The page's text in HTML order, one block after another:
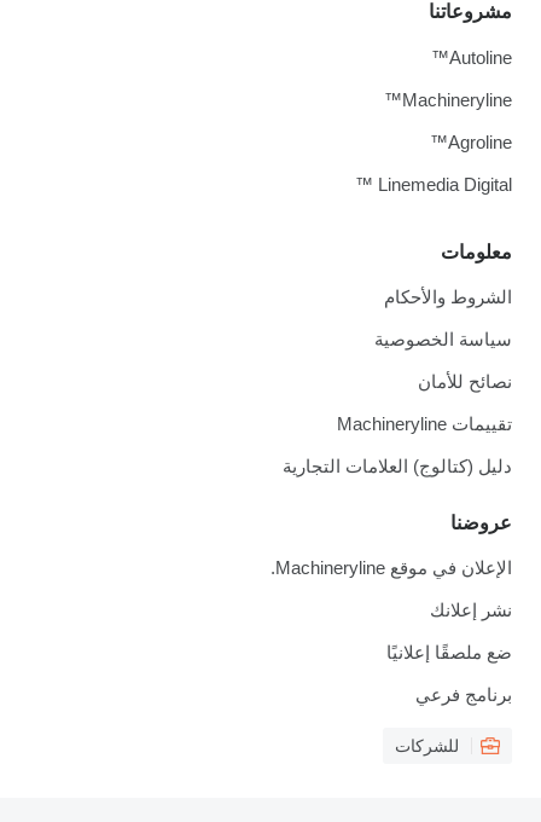
معلومات
الشروط والأحكام
سياسة الخصوصية
نصائح للأمان
تقييمات Machineryline
دليل (كتالوج) العلامات التجارية
عروضنا
الإعلان في موقع Machineryline.
نشر إعلانك
ضع ملصقًا إعلانيًا
برنامج فرعي
للشركات
مشروعاتنا
Autoline™
Machineryline™
Agroline™
Linemedia Digital ™